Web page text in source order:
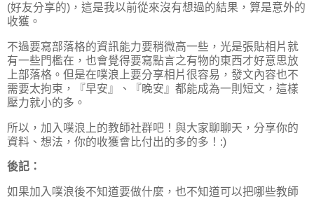
(好友分享的)，這是我以前從來沒有想過的結果，算是意外的
收獲。
不過要寫部落格的資訊能力要稍微高一些，光是張貼相片就
有一些門檻在，也會覺得要寫點言之有物的東西才好意思放
上部落格。但是在噗浪上要分享相片很容易，發文內容也不
需要太拘束，『早安』、『晚安』都能成為一則短文，這樣
壓力就小的多。
所以，加入噗浪上的教師社群吧！與大家聊聊天，分享你的
資料、想法，你的收獲會比付出的多的多！:)
後記：
如果加入噗浪後不知道要做什麼，也不知道可以把哪些教師